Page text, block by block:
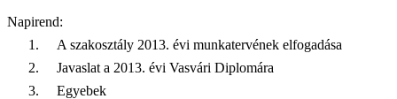
Napirend:
1.
A szakosztály 2013. évi munkatervének elfogadása
2.
Javaslat a 2013. évi Vasvári Diplomára
3.
Egyebek